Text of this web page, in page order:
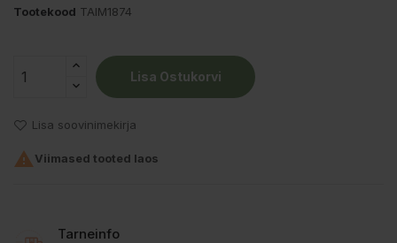
Tootekood TAIM1874
Lisa Ostukorvi
Lisa soovinimekirja
 Viimased tooted laos
Tarneinfo